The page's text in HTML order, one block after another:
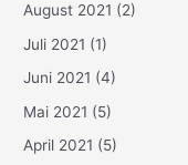
August 2021 (2)
Juli 2021 (1)
Juni 2021 (4)
Mai 2021 (5)
April 2021 (5)